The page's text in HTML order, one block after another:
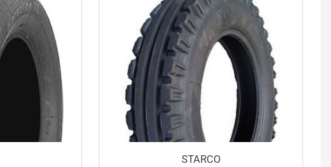
STARCO